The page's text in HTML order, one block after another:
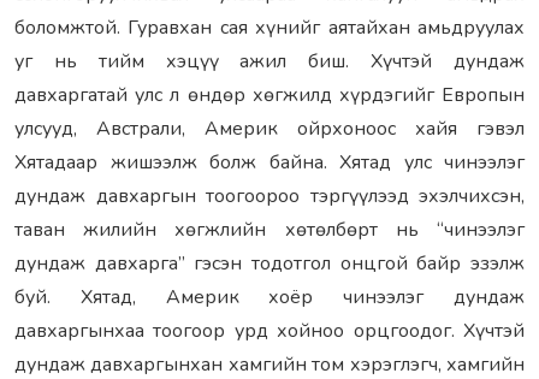
боломжтой. Гуравхан сая хүнийг аятайхан амьдруулах
уг нь тийм хэцүү ажил биш. Хүчтэй дундаж
давхаргатай улс л өндөр хөгжилд хүрдэгийг Европын
улсууд, Австрали, Америк ойрхоноос хайя гэвэл
Хятадаар жишээлж болж байна. Хятад улс чинээлэг
дундаж давхаргын тоогоороо тэргүүлээд эхэлчихсэн,
таван жилийн хөгжлийн хөтөлбөрт нь “чинээлэг
дундаж давхарга” гэсэн тодотгол онцгой байр эзэлж
буй. Хятад, Америк хоёр чинээлэг дундаж
давхаргынхаа тоогоор урд хойноо орцгоодог. Хүчтэй
дундаж давхаргынхан хамгийн том хэрэглэгч, хамгийн